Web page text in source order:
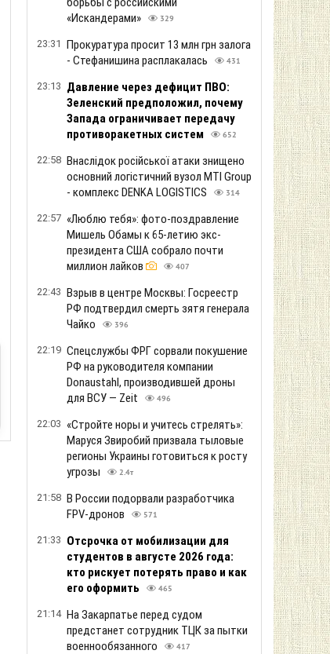
«Искандерами»
329
23:31 Прокуратура просит 13 млн грн залога
- Стефанишина расплакалась
431
23:13 Давление через дефицит ПВО:
Зеленский предположил, почему
Запада ограничивает передачу
противоракетных систем
652
22:58 Внаслідок російської атаки знищено
основний логістичний вузол MTI Group
- комплекс DENKA LOGISTICS
314
22:57 «Люблю тебя»: фото-поздравление
Мишель Обамы к 65-летию экс-
президента США собрало почти
миллион лайков
407
22:43 Взрыв в центре Москвы: Госреестр
РФ подтвердил смерть зятя генерала
Чайко
396
22:19 Спецслужбы ФРГ сорвали покушение
РФ на руководителя компании
Donaustahl, производившей дроны
для ВСУ — Zeit
496
22:03 «Стройте норы и учитесь стрелять»:
Маруся Звиробий призвала тыловые
регионы Украины готовиться к росту
угрозы
2.4т
21:58 В России подорвали разработчика
FPV-дронов
571
21:33 Отсрочка от мобилизации для
студентов в августе 2026 года:
кто рискует потерять право и как
его оформить
465
21:14 На Закарпатье перед судом
предстанет сотрудник ТЦК за пытки
военнообязанного
417